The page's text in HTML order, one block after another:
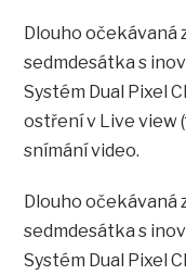
Dlouho očekávaná
sedmdesátka s
Systém Dual Pixel
ostření v Live view
snímání video.
Dlouho očekávaná
sedmdesátka s
Systém Dual Pixel